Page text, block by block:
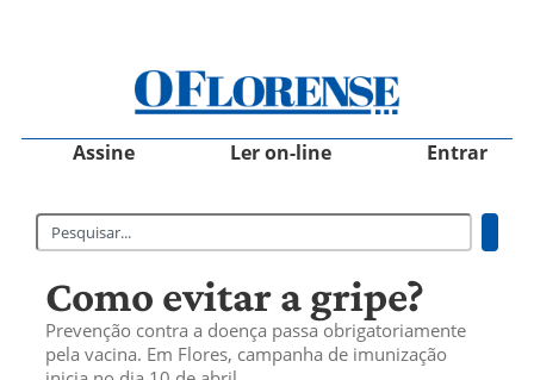
Assine Ler on-line Entrar
Como evitar a gripe?
Prevenção contra a doença passa obrigatoriamente
pela vacina. Em Flores, campanha de imunização